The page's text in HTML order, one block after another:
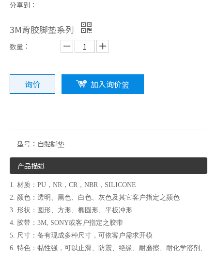
橡胶制品系列 背胶脚垫系列
分享到：
3M背胶脚垫系列
数量：
询价 加入询价篮
型号： 自黏脚垫
产品描述
1. 材质：PU，NR，CR，NBR，SILICONE
2. 颜色：透明、黑色、白色、灰色及其它客户指定之颜色
3. 形状：圆形、方形、椭圆形、平板冲形
4. 胶带：3M, SONY或客户指定之胶带
5. 尺寸：备有现成多种尺寸，可依客户需求开模
6. 特色：黏性强，可以止滑、防震、绝缘、耐磨擦、耐化学溶剂、